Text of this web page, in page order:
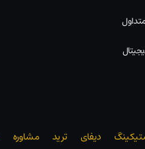
دیفای ترید مشاوره